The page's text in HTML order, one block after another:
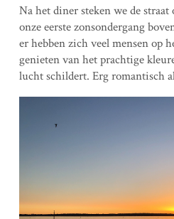
Na het diner steken we de
onze eerste zonsondergang
er hebben zich veel mensen op
genieten van het prachtige
lucht schildert. Erg romantisch